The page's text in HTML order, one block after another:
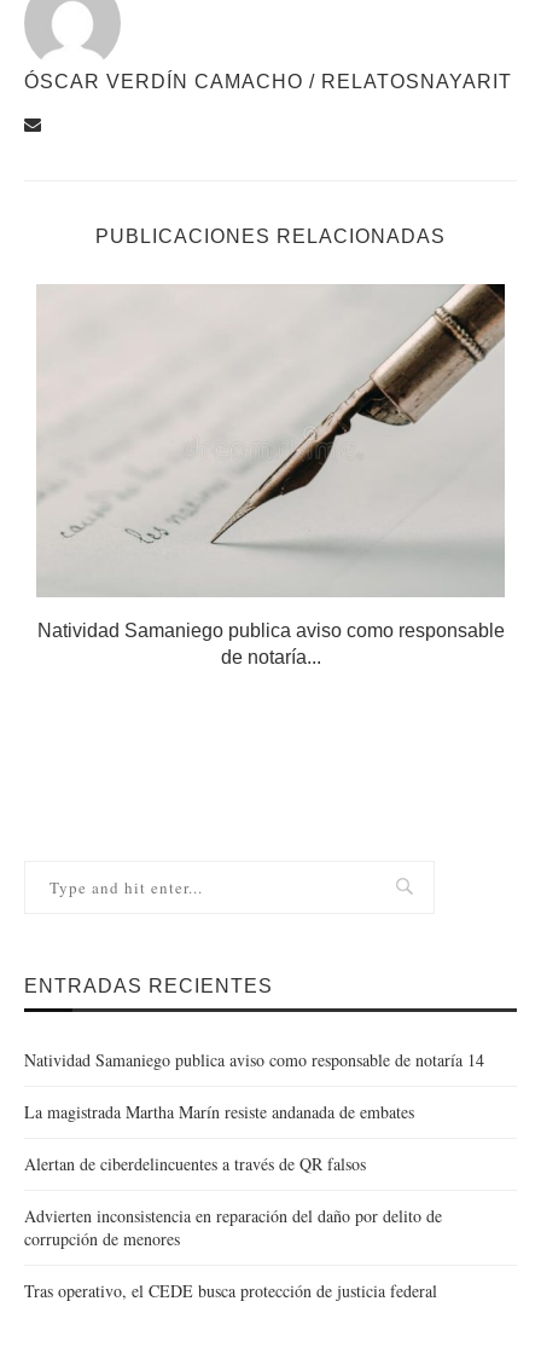
ÓSCAR VERDÍN CAMACHO / RELATOSNAYARIT
PUBLICACIONES RELACIONADAS
Natividad Samaniego publica aviso como responsable
de notaría...
ENTRADAS RECIENTES
Natividad Samaniego publica aviso como responsable de notaría 14
La magistrada Martha Marín resiste andanada de embates
Alertan de ciberdelincuentes a través de QR falsos
Advierten inconsistencia en reparación del daño por delito de
corrupción de menores
Tras operativo, el CEDE busca protección de justicia federal